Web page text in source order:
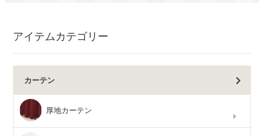
アイテムカテゴリー
カーテン
厚地カーテン